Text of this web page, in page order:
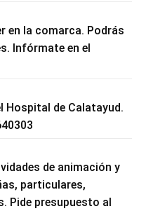
en la comarca. Podrás
Infórmate en el
Hospital de Calatayud.
de animación y
particulares,
Pide presupuesto al